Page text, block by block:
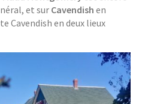
et sur Cavendish en
Cavendish en deux lieux